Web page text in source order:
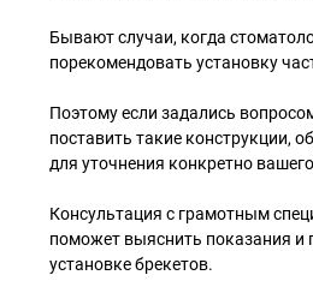
Бывают случаи, когда
порекомендовать установку
Поэтому если задались
поставить такие конструкции,
для уточнения конкретно
Консультация с грамотным
поможет выяснить показания и
установке брекетов.